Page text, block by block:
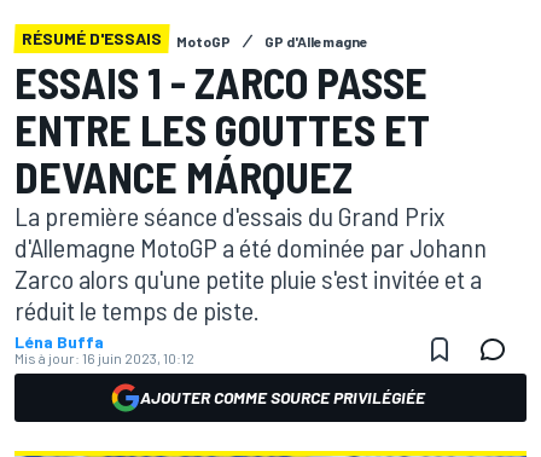
RÉSUMÉ D'ESSAIS MotoGP GP d'Allemagne
ESSAIS 1 - ZARCO PASSE
ENTRE LES GOUTTES ET
DEVANCE MÁRQUEZ
La première séance d'essais du Grand Prix
d'Allemagne MotoGP a été dominée par Johann
Zarco alors qu'une petite pluie s'est invitée et a
réduit le temps de piste.
Léna Buffa
Mis à jour: 16 juin 2023, 10:12
AJOUTER COMME SOURCE PRIVILÉGIÉE